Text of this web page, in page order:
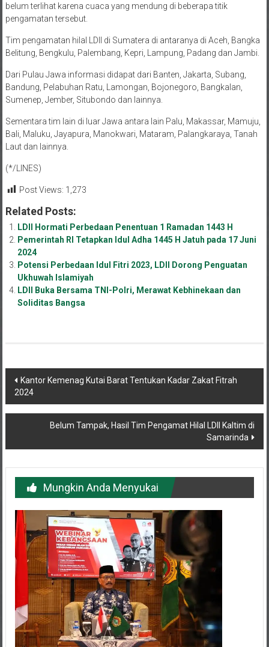
belum terlihat karena cuaca yang mendung di beberapa titik
pengamatan tersebut.
Tim pengamatan hilal LDII di Sumatera di antaranya di Aceh, Bangka
Belitung, Bengkulu, Palembang, Kepri, Lampung, Padang dan Jambi.
Dari Pulau Jawa informasi didapat dari Banten, Jakarta, Subang,
Bandung, Pelabuhan Ratu, Lamongan, Bojonegoro, Bangkalan,
Sumenep, Jember, Situbondo dan lainnya.
Sementara tim lain di luar Jawa antara lain Palu, Makassar, Mamuju,
Bali, Maluku, Jayapura, Manokwari, Mataram, Palangkaraya, Tanah
Laut dan lainnya.
(*/LINES)
Post Views: 1,273
Related Posts:
LDII Hormati Perbedaan Penentuan 1 Ramadan 1443 H
Pemerintah RI Tetapkan Idul Adha 1445 H Jatuh pada 17 Juni
2024
Potensi Perbedaan Idul Fitri 2023, LDII Dorong Penguatan
Ukhuwah Islamiyah
LDII Buka Bersama TNI-Polri, Merawat Kebhinekaan dan
Soliditas Bangsa
Navigasi
pos
Kantor Kemenag Kutai Barat Tentukan Kadar Zakat Fitrah
2024
Belum Tampak, Hasil Tim Pengamat Hilal LDII Kaltim di
Samarinda
Mungkin Anda Menyukai